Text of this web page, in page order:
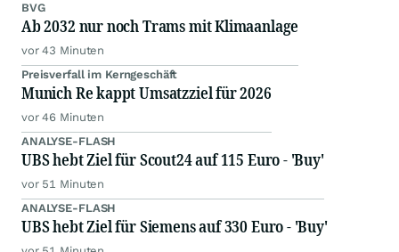
BVG
Ab 2032 nur noch Trams mit Klimaanlage
vor 43 Minuten
Preisverfall im Kerngeschäft
Munich Re kappt Umsatzziel für 2026
vor 46 Minuten
ANALYSE-FLASH
UBS hebt Ziel für Scout24 auf 115 Euro - 'Buy'
vor 51 Minuten
ANALYSE-FLASH
UBS hebt Ziel für Siemens auf 330 Euro - 'Buy'